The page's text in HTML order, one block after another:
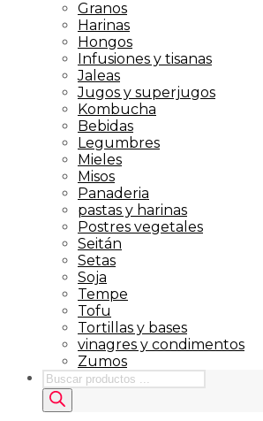
Granos
Harinas
Hongos
Infusiones y tisanas
Jaleas
Jugos y superjugos
Kombucha
Bebidas
Legumbres
Mieles
Misos
Panaderia
pastas y harinas
Postres vegetales
Seitán
Setas
Soja
Tempe
Tofu
Tortillas y bases
vinagres y condimentos
Zumos
Búsqueda
de
productos